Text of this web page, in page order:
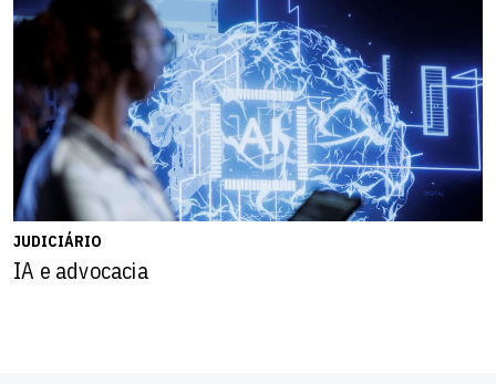
JUDICIÁRIO
IA e advocacia